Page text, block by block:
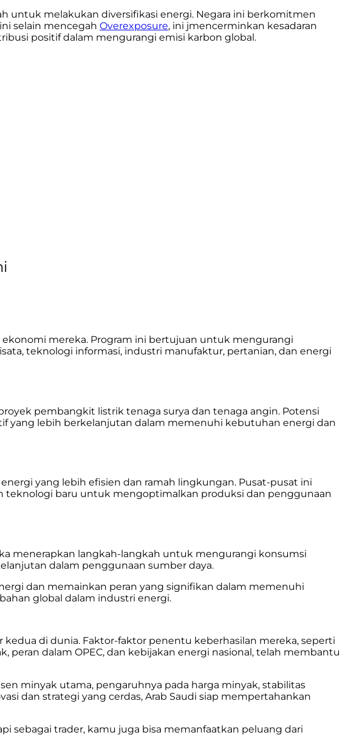
untuk melakukan diversifikasi energi. Negara ini berkomitmen
selain mencegah Overexposure, ini jmencerminkan kesadaran
positif dalam mengurangi emisi karbon global.
mereka. Program ini bertujuan untuk mengurangi
teknologi informasi, industri manufaktur, pertanian, dan energi
pembangkit listrik tenaga surya dan tenaga angin. Potensi
yang lebih berkelanjutan dalam memenuhi kebutuhan energi dan
yang lebih efisien dan ramah lingkungan. Pusat-pusat ini
teknologi baru untuk mengoptimalkan produksi dan penggunaan
menerapkan langkah-langkah untuk mengurangi konsumsi
dalam penggunaan sumber daya.
dan memainkan peran yang signifikan dalam memenuhi
global dalam industri energi.
di dunia. Faktor-faktor penentu keberhasilan mereka, seperti
dalam OPEC, dan kebijakan energi nasional, telah membantu
minyak utama, pengaruhnya pada harga minyak, stabilitas
dan strategi yang cerdas, Arab Saudi siap mempertahankan
sebagai trader, kamu juga bisa memanfaatkan peluang dari